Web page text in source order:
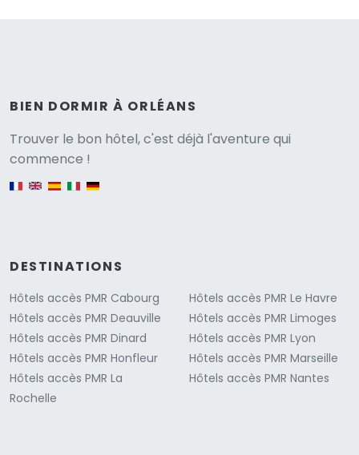
BIEN DORMIR À ORLÉANS
Trouver le bon hôtel, c'est déjà l'aventure qui
commence !
DESTINATIONS
Hôtels accès PMR Cabourg
Hôtels accès PMR Deauville
Hôtels accès PMR Dinard
Hôtels accès PMR Honfleur
Hôtels accès PMR La
Rochelle
Hôtels accès PMR Le Havre
Hôtels accès PMR Limoges
Hôtels accès PMR Lyon
Hôtels accès PMR Marseille
Hôtels accès PMR Nantes